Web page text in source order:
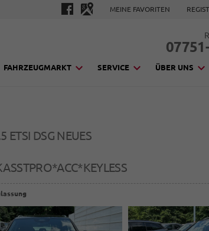
MEINE FAVORITEN
FAHRZEUGMARKT SERVICE ÜBER UNS
ETSI DSG NEUES